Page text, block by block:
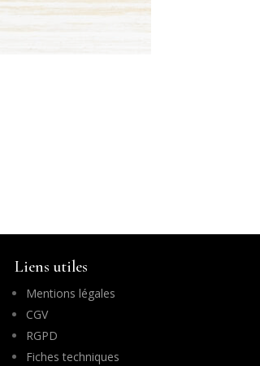
Liens utiles
Mentions légales
CGV
RGPD
Fiches techniques